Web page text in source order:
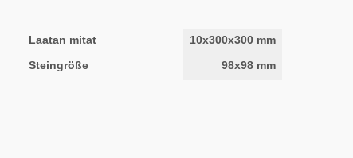
Laatan mitat
10x300x300 mm
Steingröße
98x98 mm